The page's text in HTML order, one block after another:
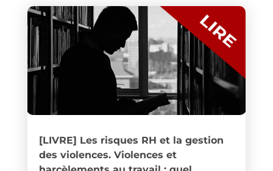
[LIVRE] Les risques RH et la gestion
des violences. Violences et